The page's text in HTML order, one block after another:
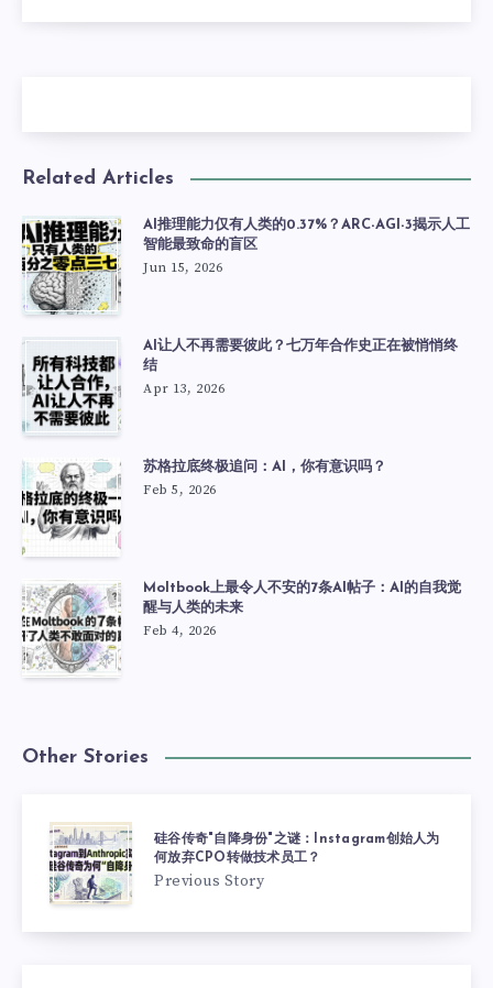
Related Articles
AI推理能力仅有人类的0.37%？ARC-AGI-3揭示人工
智能最致命的盲区
Jun 15, 2026
AI让人不再需要彼此？七万年合作史正在被悄悄终
结
Apr 13, 2026
苏格拉底终极追问：AI，你有意识吗？
Feb 5, 2026
Moltbook上最令人不安的7条AI帖子：AI的自我觉
醒与人类的未来
Feb 4, 2026
Other Stories
硅谷传奇"自降身份"之谜：Instagram创始人为
何放弃CPO转做技术员工？
Previous Story